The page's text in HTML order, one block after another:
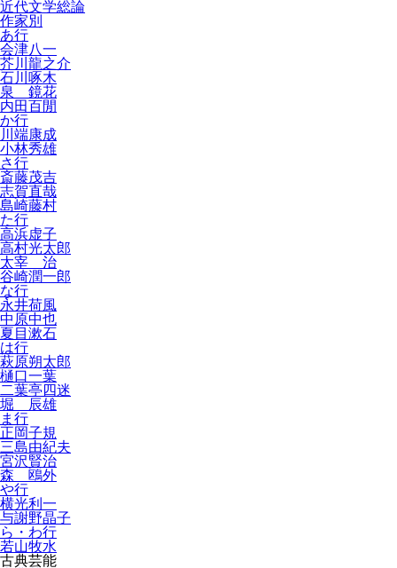
近代文学総論
作家別
あ行
会津八一
芥川龍之介
石川啄木
泉 鏡花
内田百閒
か行
川端康成
小林秀雄
さ行
斎藤茂吉
志賀直哉
島崎藤村
た行
高浜虚子
高村光太郎
太宰 治
谷崎潤一郎
な行
永井荷風
中原中也
夏目漱石
は行
萩原朔太郎
樋口一葉
二葉亭四迷
堀 辰雄
ま行
正岡子規
三島由紀夫
宮沢賢治
森 鴎外
や行
横光利一
与謝野晶子
ら・わ行
若山牧水
古典芸能